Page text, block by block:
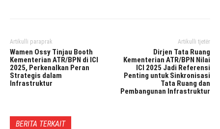
Artikulli paraprak
Wamen Ossy Tinjau Booth
Kementerian ATR/BPN di ICI
2025, Perkenalkan Peran
Strategis dalam
Infrastruktur
Artikulli tjetër
Dirjen Tata Ruang
Kementerian ATR/BPN Nilai
ICI 2025 Jadi Referensi
Penting untuk Sinkronisasi
Tata Ruang dan
Pembangunan Infrastruktur
BERITA TERKAIT